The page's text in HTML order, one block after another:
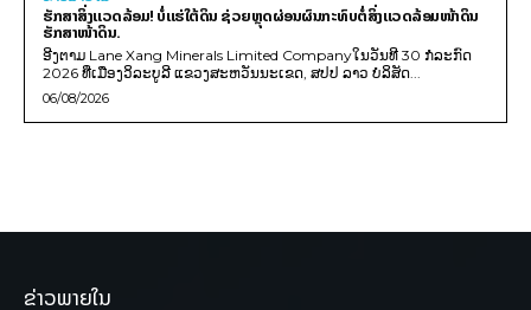
ຮັກສາສິ່ງແວດລ້ອມ! ບໍ່ແຮ່ໃຕ້ດິນ ຊ່ວຍຫຼຸດຜ່ອນຜົນກະທົບຕໍ່ສິ່ງແວດລ້ອມໜ້າດິນ
ຮັກສາໜ້າດິນ.
ອີງຕາມ Lane Xang Minerals Limited Companyໃນວັນທີ 30 ກໍລະກົດ
2026 ທີ່ເມືອງວິລະບູລີ ແຂວງສະຫວັນນະເຂດ, ສປປ ລາວ ບໍລິສັດ...
06/08/2026
ຂ່າວພາຍໃນ